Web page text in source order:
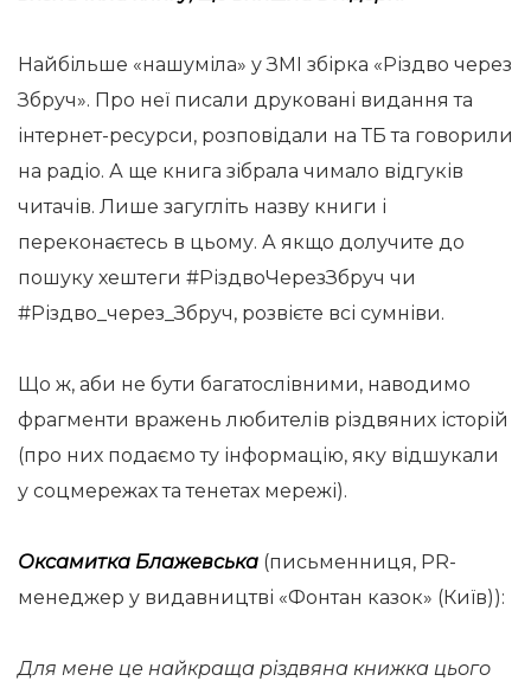
Найбільше «нашуміла» у ЗМІ збірка «Різдво через
Збруч». Про неї писали друковані видання та
інтернет-ресурси, розповідали на ТБ та говорили
на радіо. А ще книга зібрала чимало відгуків
читачів. Лише загугліть назву книги і
переконаєтесь в цьому. А якщо долучите до
пошуку хештеги #РіздвоЧерезЗбруч чи
#Різдво_через_Збруч, розвієте всі сумніви.
Що ж, аби не бути багатослівними, наводимо
фрагменти вражень любителів різдвяних історій
(про них подаємо ту інформацію, яку відшукали
у соцмережах та тенетах мережі).
Оксамитка Блажевська (письменниця, PR-
менеджер у видавництві «Фонтан казок» (Київ)):
Для мене це найкраща різдвяна книжка цього